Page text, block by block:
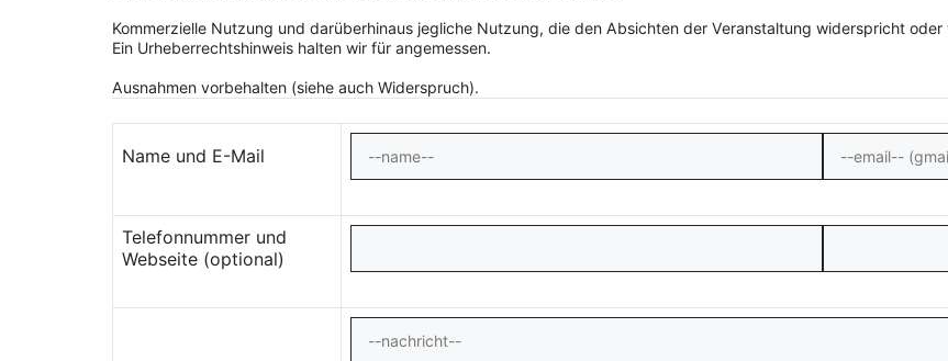
Kommerzielle Nutzung und darüberhinaus jegliche Nutzung, die den Absichten der Veranstaltung widerspricht
Ein Urheberrechtshinweis halten wir für angemessen.
Ausnahmen vorbehalten (siehe auch Widerspruch).
Name und E-Mail
Telefonnummer und
Webseite (optional)